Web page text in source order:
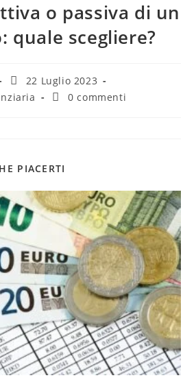
o passiva di un
quale scegliere?
22 Luglio 2023
0 commenti
PIACERTI